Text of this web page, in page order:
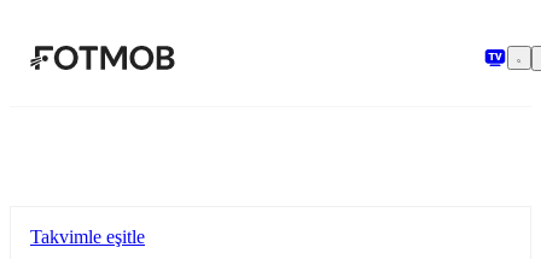
Takvimle eşitle